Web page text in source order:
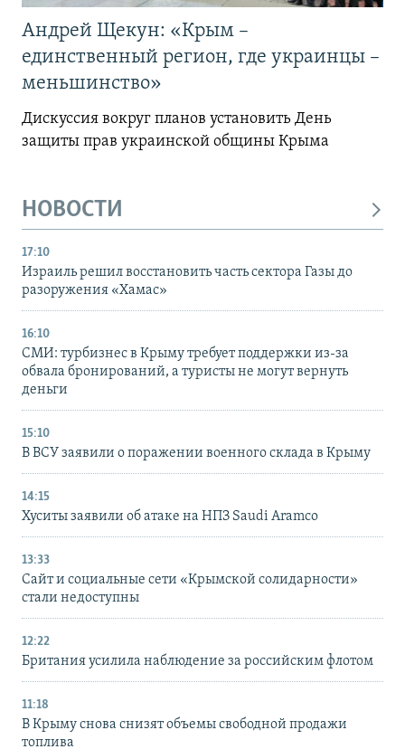
Андрей Щекун: «Крым –
единственный регион, где украинцы –
меньшинство»
Дискуссия вокруг планов установить День
защиты прав украинской общины Крыма
НОВОСТИ
17:10
Израиль решил восстановить часть сектора Газы до
разоружения «Хамас»
16:10
СМИ: турбизнес в Крыму требует поддержки из-за
обвала бронирований, а туристы не могут вернуть
деньги
15:10
В ВСУ заявили о поражении военного склада в Крыму
14:15
Хуситы заявили об атаке на НПЗ Saudi Aramco
13:33
Сайт и социальные сети «Крымской солидарности»
стали недоступны
12:22
Британия усилила наблюдение за российским флотом
11:18
В Крыму снова снизят объемы свободной продажи
топлива